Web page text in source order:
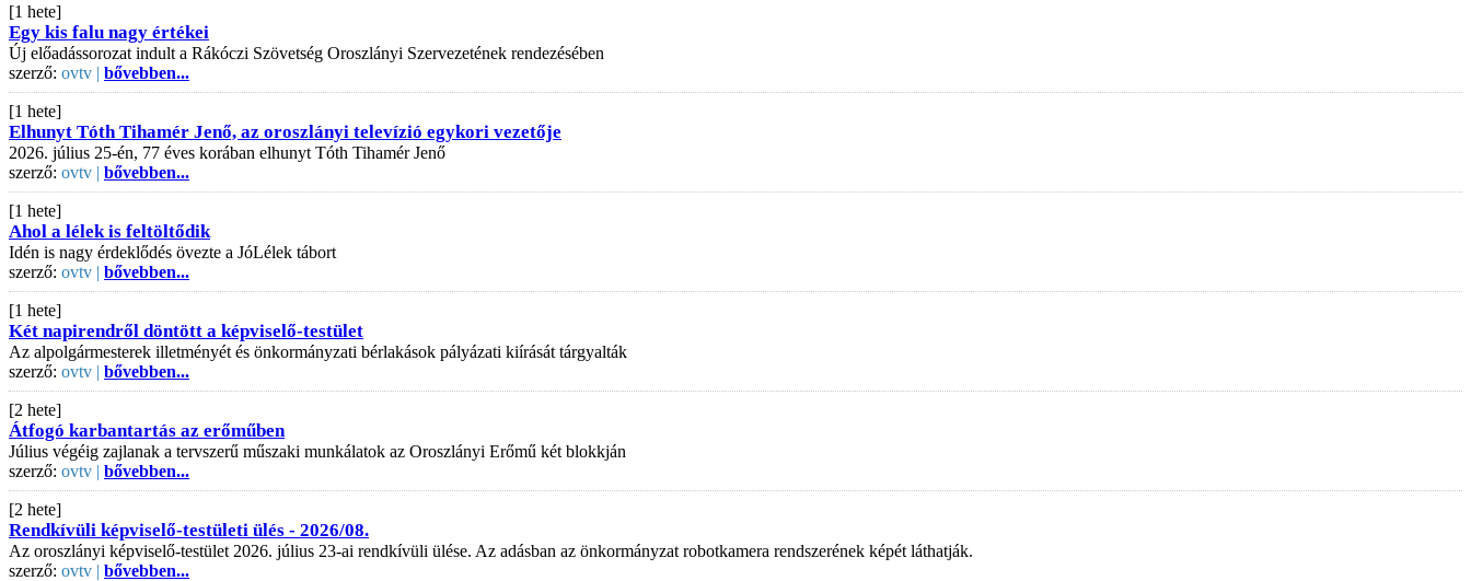
[1 hete]
Egy kis falu nagy értékei
Új előadássorozat indult a Rákóczi Szövetség Oroszlányi Szervezetének rendezésében
szerző: ovtv | bővebben...
[1 hete]
Elhunyt Tóth Tihamér Jenő, az oroszlányi televízió egykori vezetője
2026. július 25-én, 77 éves korában elhunyt Tóth Tihamér Jenő
szerző: ovtv | bővebben...
[1 hete]
Ahol a lélek is feltöltődik
Idén is nagy érdeklődés övezte a JóLélek tábort
szerző: ovtv | bővebben...
[1 hete]
Két napirendről döntött a képviselő-testület
Az alpolgármesterek illetményét és önkormányzati bérlakások pályázati kiírását tárgyalták
szerző: ovtv | bővebben...
[2 hete]
Átfogó karbantartás az erőműben
Július végéig zajlanak a tervszerű műszaki munkálatok az Oroszlányi Erőmű két blokkján
szerző: ovtv | bővebben...
[2 hete]
Rendkívüli képviselő-testületi ülés - 2026/08.
Az oroszlányi képviselő-testület 2026. július 23-ai rendkívüli ülése. Az adásban az önkormányzat robotkamera rendszerének képét láthatják.
szerző: ovtv | bővebben...